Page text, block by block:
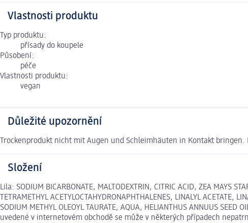
Vlastnosti produktu
Typ produktu:
přísady do koupele
Působení:
péče
Vlastnosti produktu:
vegan
Důležité upozornění
Trockenprodukt nicht mit Augen und Schleimhäuten in Kontakt
Složení
Lila: SODIUM BICARBONATE, MALTODEXTRIN, CITRIC ACID, ZEA MAYS
TETRAMETHYL ACETYLOCTAHYDRONAPHTHALENES, LINALYL ACETATE,
SODIUM METHYL OLEOYL TAURATE, AQUA, HELIANTHUS ANNUUS
uvedené v internetovém obchodě se může v některých případech